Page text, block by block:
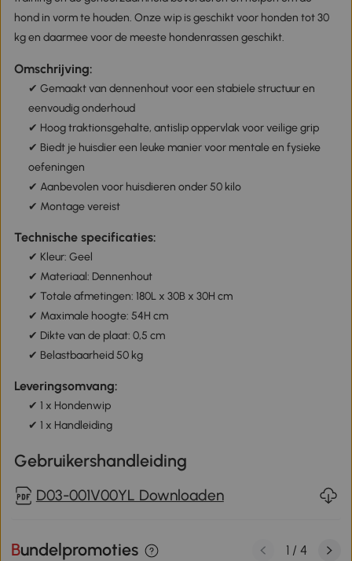
hond in vorm te houden. Onze wip is geschikt voor honden tot 30
kg en daarmee voor de meeste hondenrassen geschikt.
Omschrijving:
✔ Gemaakt van dennenhout voor een stabiele structuur en
eenvoudig onderhoud
✔ Hoog traktionsgehalte, antislip oppervlak voor veilige grip
✔ Biedt je huisdier een leuke manier voor mentale en fysieke
oefeningen
✔ Aanbevolen voor huisdieren onder 50 kilo
✔ Montage vereist
Technische specificaties:
✔ Kleur: Geel
✔ Materiaal: Dennenhout
✔ Totale afmetingen: 180L x 30B x 30H cm
✔ Maximale hoogte: 54H cm
✔ Dikte van de plaat: 0,5 cm
✔ Belastbaarheid 50 kg
Leveringsomvang:
✔ 1 x Hondenwip
✔ 1 x Handleiding
Gebruikershandleiding
D03-001V00YL Downloaden
Bundelpromoties 1 / 4